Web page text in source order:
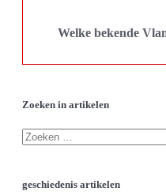
Welke bekende
Zoeken in artikelen
geschiedenis artikelen